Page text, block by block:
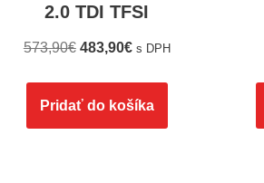
2.0 TDI TFSI
573,90€ 483,90€ s DPH
Pridať do košíka